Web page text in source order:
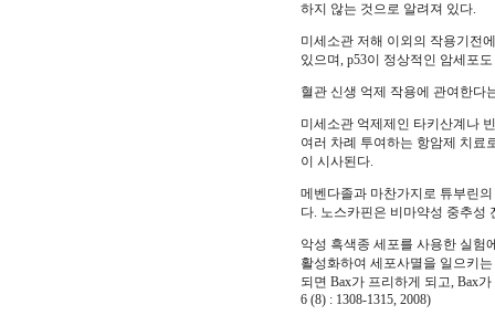
하지 않는 것으로 알려져 있다.
미세소관 저해 이외의 작용기전
있으며, p53이 정상적인 암세포
혈관 신생 억제 작용에 관여한다
미세소관 억제제인 타키산계나
여러 차례 투여하는 항암제 치료
이 시사된다.
메벤다졸과 마찬가지로 튜부린
다. 노스카핀은 비마약성 중추성
악성 흑색종 세포를 사용한 실험
활성화하여 세포사멸을 일으키
되면 Bax가 프리하게 되고, Bax
6 (8) : 1308-1315, 2008)